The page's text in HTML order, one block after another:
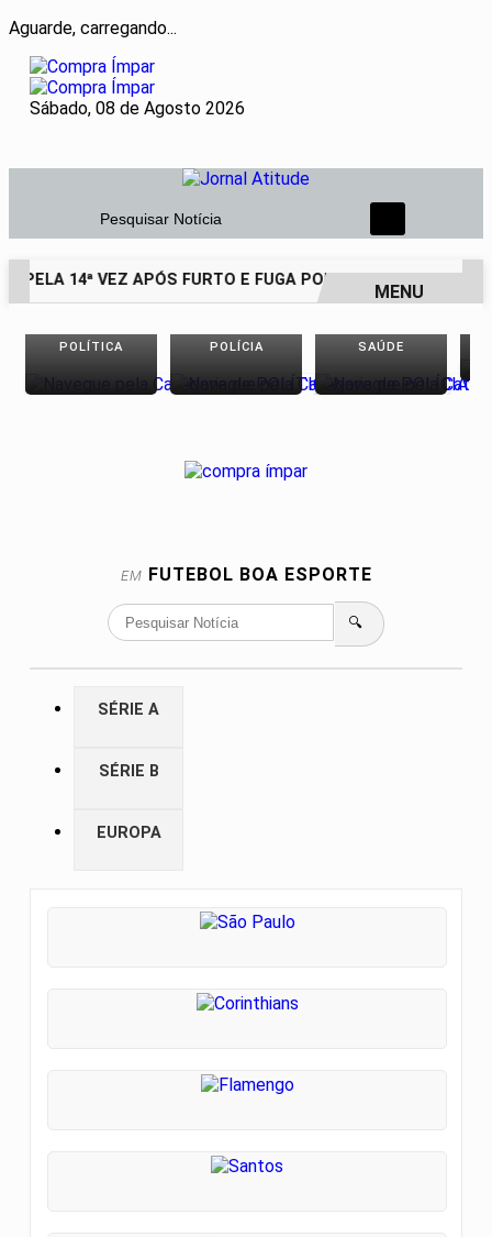
Aguarde, carregando...
Sábado, 08 de Agosto 2026
Pesquisar Notícia
PELA 14ª VEZ APÓS FURTO E FUGA POR TELHADOS
EM ALTA
MENU
POLÍTICA POLÍCIA SAÚDE
EM FUTEBOL BOA ESPORTE
🔍
SÉRIE A
SÉRIE B
EUROPA